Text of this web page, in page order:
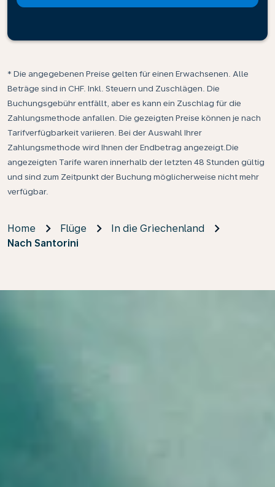
* Die angegebenen Preise gelten für einen Erwachsenen. Alle
Beträge sind in CHF. Inkl. Steuern und Zuschlägen. Die
Buchungsgebühr entfällt, aber es kann ein Zuschlag für die
Zahlungsmethode anfallen. Die gezeigten Preise können je nach
Tarifverfügbarkeit variieren. Bei der Auswahl Ihrer
Zahlungsmethode wird Ihnen der Endbetrag angezeigt.Die
angezeigten Tarife waren innerhalb der letzten 48 Stunden gültig
und sind zum Zeitpunkt der Buchung möglicherweise nicht mehr
verfügbar.
Home Flüge
In die Griechenland
Nach Santorini